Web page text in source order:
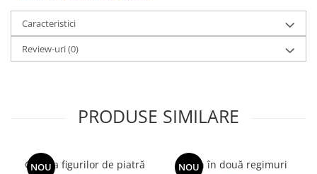
Caracteristici
Review-uri(0)
PRODUSE SIMILARE
NOU
Galeria figurilor de piatră
NOU
Spion în două regimuri